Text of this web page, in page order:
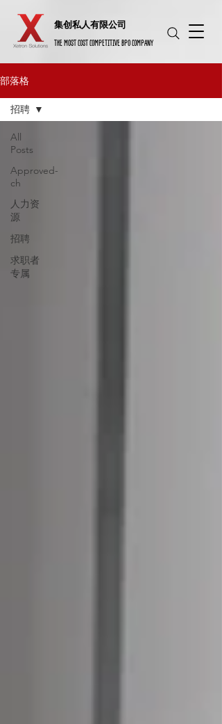
​集创私人有限公司
THE MOST COST COMPETITIVE BPO COMPANY
部落格
All
Posts
Approved-
ch
人力资
源
招聘
求职者
专属
招聘